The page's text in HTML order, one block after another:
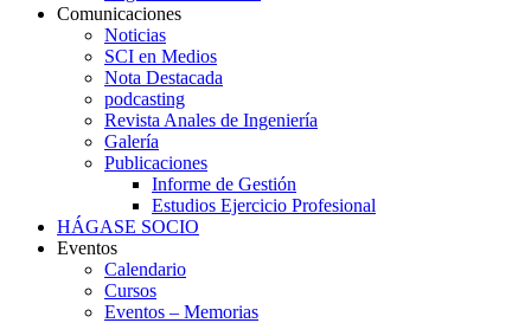
Comunicaciones
Noticias
SCI en Medios
Nota Destacada
podcasting
Revista Anales de Ingeniería
Galería
Publicaciones
Informe de Gestión
Estudios Ejercicio Profesional
HÁGASE SOCIO
Eventos
Calendario
Cursos
Eventos – Memorias